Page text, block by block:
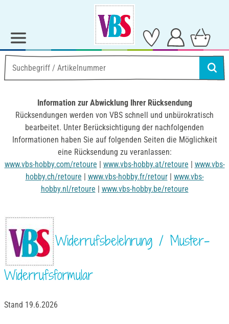
Information zur Abwicklung Ihrer Rücksendung
Rücksendungen werden von VBS schnell und unbürokratisch
bearbeitet. Unter Berücksichtigung der nachfolgenden
Informationen haben Sie auf folgenden Seiten die Möglichkeit
eine Rücksendung zu veranlassen:
www.vbs-hobby.com/retoure | www.vbs-hobby.at/retoure | www.vbs-
hobby.ch/retoure | www.vbs-hobby.fr/retour| www.vbs-
hobby.nl/retoure | www.vbs-hobby.be/retoure
Widerrufsbelehrung / Muster-
Widerrufsformular
Stand 19.6.2026